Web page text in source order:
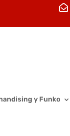

y Funko